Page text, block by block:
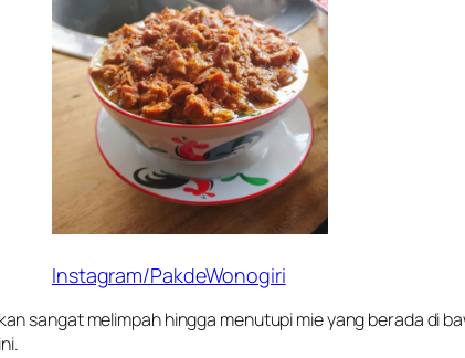
Instagram/PakdeWonogiri
sangat melimpah hingga menutupi mie yang berada di